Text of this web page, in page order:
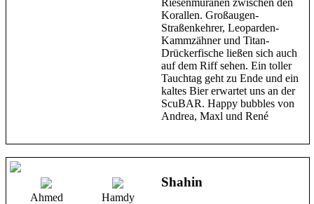
Korallen. Großaugen-
Straßenkehrer, Leoparden-
Kammzähner und Titan-
Drückerfische ließen sich auch
auf dem Riff sehen. Ein toller
Tauchtag geht zu Ende und ein
kaltes Bier erwartet uns an der
ScuBAR. Happy bubbles von
Andrea, Maxl und René
Ahmed Hamdy
Shahin